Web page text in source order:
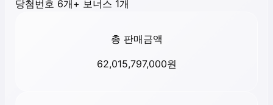
당첨번호 6개+ 보너스 1개
총 판매금액
62,015,797,000원